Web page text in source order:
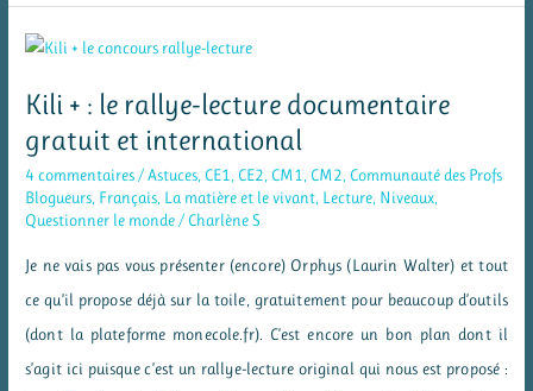
Un
pour
passer
des
multiplications
aux
divisions
Kili + : le rallye-lecture documentaire
gratuit et international
4 commentaires/Astuces, CE1, CE2, CM1, CM2, Communauté des Profs
Blogueurs, Français, La matière et le vivant, Lecture, Niveaux,
Questionner le monde/ Charlène S
Je ne vais pas vous présenter (encore) Orphys (Laurin Walter) et tout
ce qu’il propose déjà sur la toile, gratuitement pour beaucoup d’outils
(dont la plateforme monecole.fr). C’est encore un bon plan dont il
s’agit ici puisque c’est un rallye-lecture original qui nous est proposé :